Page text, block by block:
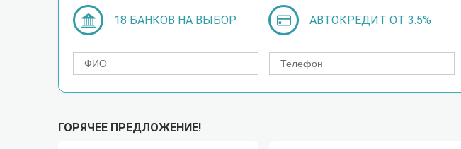
18 БАНКОВ НА ВЫБОР АВТОКРЕДИТ ОТ 3.5%
ГОРЯЧЕЕ ПРЕДЛОЖЕНИЕ!